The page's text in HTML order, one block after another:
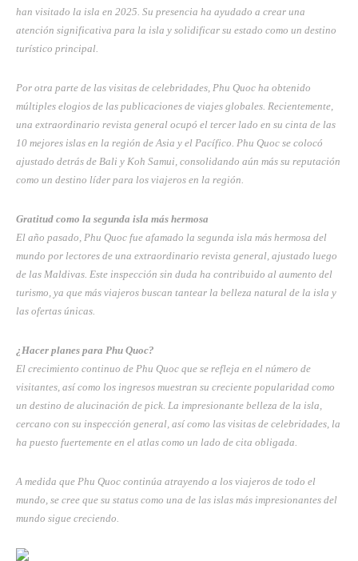
han visitado la isla en 2025. Su presencia ha ayudado a crear una
atención significativa para la isla y solidificar su estado como un destino
turístico principal.
Por otra parte de las visitas de celebridades, Phu Quoc ha obtenido
múltiples elogios de las publicaciones de viajes globales. Recientemente,
una extraordinario revista general ocupó el tercer lado en su cinta de las
10 mejores islas en la región de Asia y el Pacífico. Phu Quoc se colocó
ajustado detrás de Bali y Koh Samui, consolidando aún más su reputación
como un destino líder para los viajeros en la región.
Gratitud como la segunda isla más hermosa
El año pasado, Phu Quoc fue afamado la segunda isla más hermosa del
mundo por lectores de una extraordinario revista general, ajustado luego
de las Maldivas. Este inspección sin duda ha contribuido al aumento del
turismo, ya que más viajeros buscan tantear la belleza natural de la isla y
las ofertas únicas.
¿Hacer planes para Phu Quoc?
El crecimiento continuo de Phu Quoc que se refleja en el número de
visitantes, así como los ingresos muestran su creciente popularidad como
un destino de alucinación de pick. La impresionante belleza de la isla,
cercano con su inspección general, así como las visitas de celebridades, la
ha puesto fuertemente en el atlas como un lado de cita obligada.
A medida que Phu Quoc continúa atrayendo a los viajeros de todo el
mundo, se cree que su status como una de las islas más impresionantes del
mundo sigue creciendo.